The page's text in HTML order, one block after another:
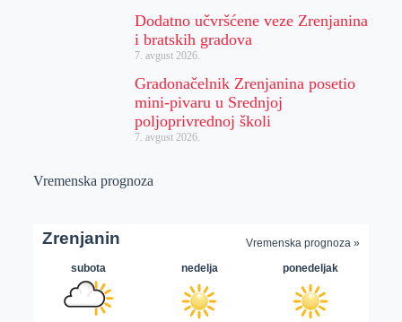
Dodatno učvršćene veze Zrenjanina
i bratskih gradova
7. avgust 2026.
Gradonačelnik Zrenjanina posetio
mini-pivaru u Srednjoj
poljoprivrednoj školi
7. avgust 2026.
Vremenska prognoza